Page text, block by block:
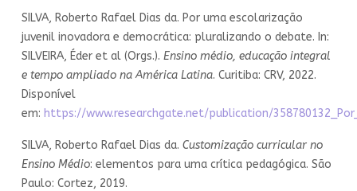
SILVA, Roberto Rafael Dias da. Por uma escolarização
juvenil inovadora e democrática: pluralizando o debate. In:
SILVEIRA, Éder et al (Orgs.). Ensino médio, educação integral
e tempo ampliado na América Latina. Curitiba: CRV, 2022.
Disponível
em: https://www.researchgate.net/publication/
SILVA, Roberto Rafael Dias da. Customização curricular no
Ensino Médio: elementos para uma crítica pedagógica. São
Paulo: Cortez, 2019.